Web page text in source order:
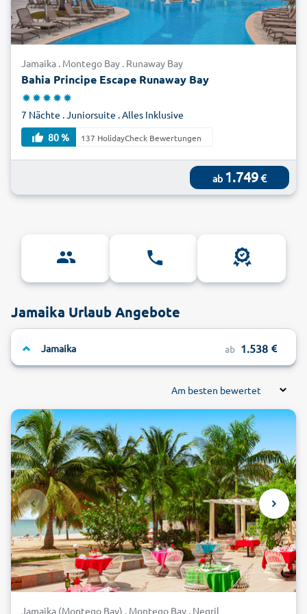
Jamaika . Montego Bay . Runaway Bay
Bahia Principe Escape Runaway Bay
7 Nächte . Juniorsuite . Alles Inklusive
80 %
137 HolidayCheck Bewertungen
ab 1.749€
Jamaika Urlaub Angebote
Jamaika ab 1.538
Am besten bewertet
Jamaika (Montego Bay) . Montego Bay . Negril